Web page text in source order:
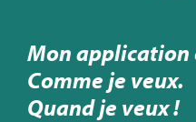
Mon application
Comme je veux.
Quand je veux !